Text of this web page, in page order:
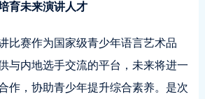
育未来演讲人才
比赛作为国家级青少年语言艺术品
与内地选手交流的平台，未来将进一
作，协助青少年提升综合素养。是次